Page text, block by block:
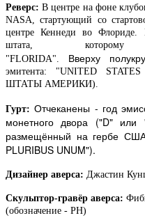
Реверс: В центре на фоне
NASA, стартующий со
центре Кеннеди во Флориде.
штата, которому
"FLORIDA". Вверху
эмитента: "UNITED
ШТАТЫ АМЕРИКИ).
Гурт: Отчеканены - год
монетного двора ("D" или
размещённый на гербе
PLURIBUS UNUM").
Дизайнер аверса: Джастин
Скульптор-гравёр аверса:
(обозначение - PH)